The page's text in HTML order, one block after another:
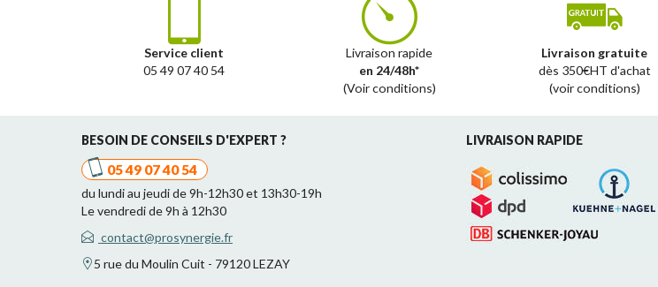
Service client
05 49 07 40 54
Livraison rapide
en 24/48h*
(Voir conditions)
Livraison gratuite
dès 350€HT d'achat
(voir conditions)
BESOIN DE CONSEILS D'EXPERT ?
05 49 07 40 54
du lundi au jeudi de 9h-12h30 et 13h30-19h
Le vendredi de 9h à 12h30
contact@prosynergie.fr
5 rue du Moulin Cuit - 79120 LEZAY
LIVRAISON RAPIDE